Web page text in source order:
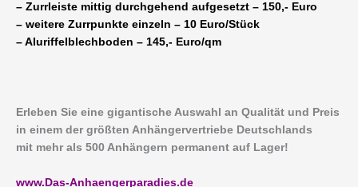
– Zurrleiste mittig durchgehend aufgesetzt – 150,- Euro
– weitere Zurrpunkte einzeln – 10 Euro/Stück
– Aluriffelblechboden – 145,- Euro/qm
Erleben Sie eine gigantische Auswahl an Qualität und Preis
in einem der größten Anhängervertriebe Deutschlands
mit mehr als 500 Anhängern permanent auf Lager!
www.Das-Anhaengerparadies.de